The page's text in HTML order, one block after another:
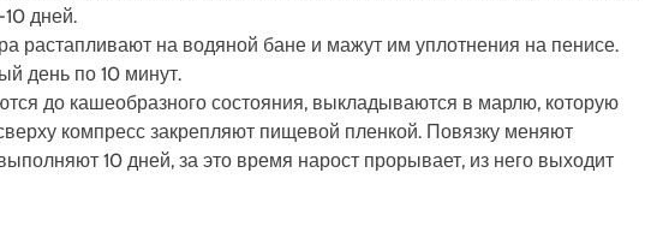
дней.
растапливают на водяной бане и мажут им уплотнения на пенисе.
день по 10 минут.
до кашеобразного состояния, выкладываются в марлю, которую
компресс закрепляют пищевой пленкой. Повязку меняют
10 дней, за это время нарост прорывает, из него выходит